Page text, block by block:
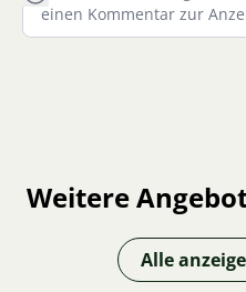
Weitere
Alle